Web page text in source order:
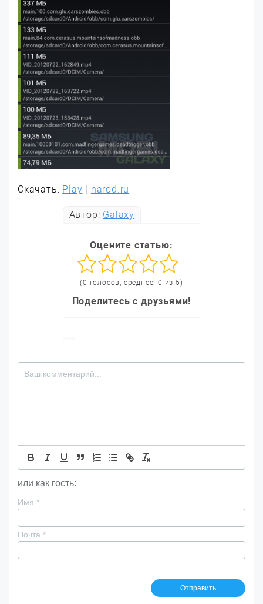
Скачать: Play | narod.ru
Автор: Galaxy
Оцените статью:
(0 голосов, среднее: 0 из 5)
Поделитесь с друзьями!
или как гость:
Имя *
Почта *